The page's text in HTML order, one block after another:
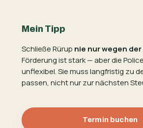
Mein Tipp
Schließe Rürup nie nur wegen
Förderung ist stark — aber die
unflexibel. Sie muss langfristig zu
passen, nicht nur zur nächsten
Termin buchen